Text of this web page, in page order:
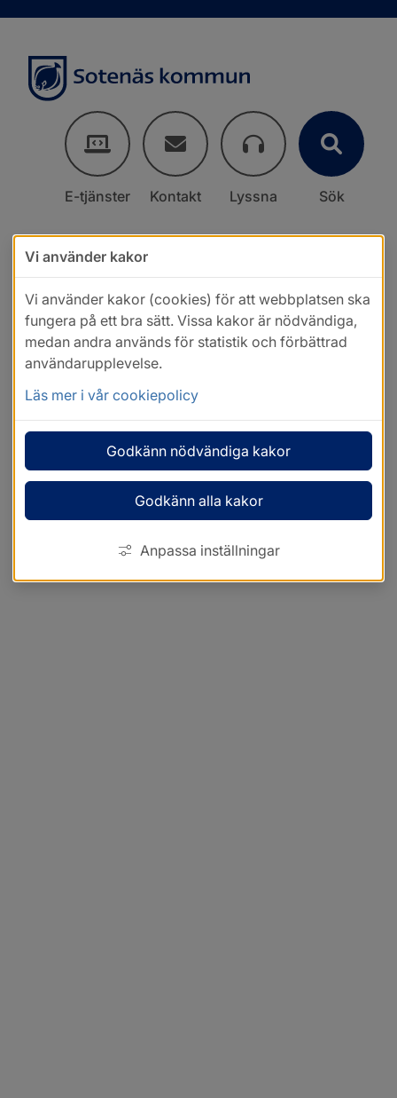
E-tjänster Kontakt Lyssna Sök
Vi använder kakor
Vi använder kakor (cookies) för att webbplatsen ska
fungera på ett bra sätt. Vissa kakor är nödvändiga,
medan andra används för statistik och förbättrad
användarupplevelse.
Läs mer i vår cookiepolicy
Godkänn nödvändiga kakor
Godkänn alla kakor
Anpassa inställningar